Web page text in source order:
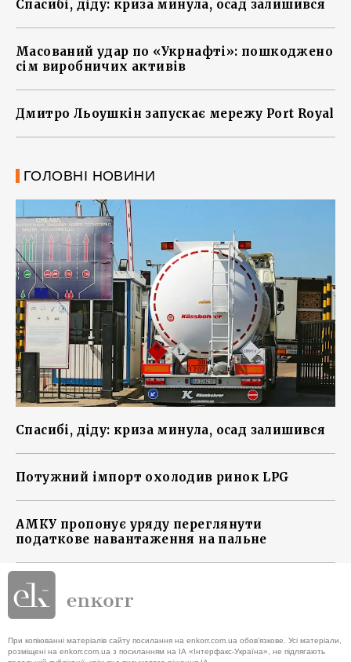
Спасибі, діду: криза минула, осад залишився
Масований удар по «Укрнафті»: пошкоджено
сім виробничих активів
Дмитро Льоушкін запускає мережу Port Royal
ГОЛОВНІ НОВИНИ
Спасибі, діду: криза минула, осад залишився
Потужний імпорт охолодив ринок LPG
АМКУ пропонує уряду переглянути
податкове навантаження на пальне
При копіюванні матеріалів сайту посилання на enkorr.com.ua обов'язкове. Усі матеріали,
розміщені на enkorr.com.ua з посиланням на ІА «Інтерфакс-Україна», не підлягають